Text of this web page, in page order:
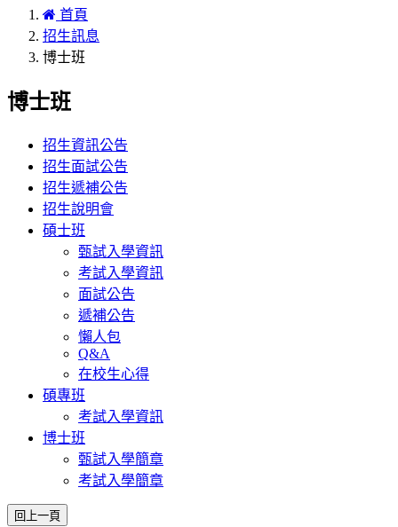
首頁
招生訊息
博士班
博士班
招生資訊公告
招生面試公告
招生遞補公告
招生說明會
碩士班
甄試入學資訊
考試入學資訊
面試公告
遞補公告
懶人包
Q&A
在校生心得
碩專班
考試入學資訊
博士班
甄試入學簡章
考試入學簡章